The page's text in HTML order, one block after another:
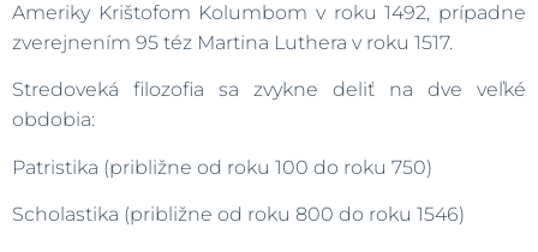
Ameriky Krištofom Kolumbom v roku 1492, prípadne
zverejnením 95 téz Martina Luthera v roku 1517.
Stredoveká filozofia sa zvykne deliť na dve veľké
obdobia:
Patristika (približne od roku 100 do roku 750)
Scholastika (približne od roku 800 do roku 1546)